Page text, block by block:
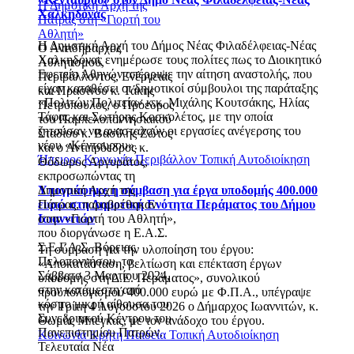
Χαλκηδόνας
Η Δημοτική Αρχή του Δήμος Νέας Φιλαδέλφειας-Νέας
Χαλκηδόνας ενημέρωσε τους πολίτες πως το Διοικητικό
Εφετείο Αθηνών απέρριψε την αίτηση αναστολής, που
είχαν καταθέσει οι δημοτικοί σύμβουλοι της παράταξης
«Πολιτών Πολιτεία» κ.κ. Μιχάλης Κουτσάκης, Ηλίας
Τάφας και Σωτήρης Κοσκολέτος, με την οποία
ζητούσαν να ανασταλούν οι εργασίες ανέγερσης του
νέου «Κένταυρου».
ΉπειροςΚοινωνίαΠεριβάλλον Τοπική Αυτοδιοίκηση
Υπογράφηκε η σύμβαση για έργα υποδομής 400.000
ευρώ στη Δημοτική Ενότητα Περάματος του Δήμου
Ιωαννιτών
Τη σύμβαση για την υλοποίηση του έργου:
«Αποκατάσταση, βελτίωση και επέκταση έργων
υποδομής στη Δ.Ε. Περάματος», συνολικού
προϋπολογισμού 400.000 ευρώ με Φ.Π.Α., υπέγραψε
την Τρίτη 4 Αυγούστου 2026 ο Δήμαρχος Ιωαννιτών, κ.
Θωμάς Μπέγκας, με τον ανάδοχο του έργου.
ΚοινωνίαΚρήτηΠαιδεία Τοπική Αυτοδιοίκηση
Η Δημοτική Αρχή της
Πάτρας στη «Γιορτή του
Αθλητή»
Ο Αντιδήμαρχος
Αθλητισμού,
Περιβάλλοντος, Ενέργειας
και Πρασίνου κ. Τάκης
Πετρόπουλος, ο Πρόεδρος
του Παμπελοποννησιακού
Σταδίου κ. Βασίλης Ζώτος
και ο Αντιπρόεδρος κ.
Θόδωρος Αργυράτος,
εκπροσωπώντας τη
Δημοτική Αρχή της
Πάτρας, παραβρέθηκαν
στην «Γιορτή του Αθλητή»,
που διοργάνωσε η Ε.Α.Σ.
Σ.Ε.Γ.Α.Σ. Βόρειας
Πελοποννήσου, το
Σάββατο 3 Μαρτίου 2024,
στην κατάμεστη από
κόσμο μικρή αίθουσα του
Συνεδριακού Κέντρου του
Πανεπιστημίου Πατρών.
Τελευταία Νέα